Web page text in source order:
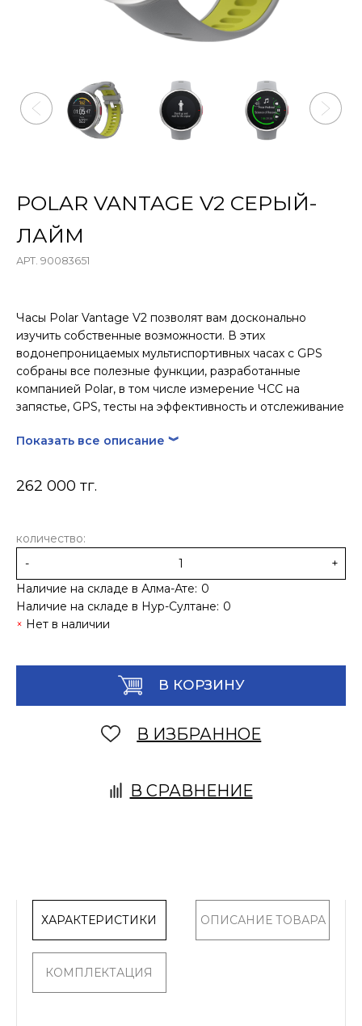
POLAR VANTAGE V2 СЕРЫЙ-
ЛАЙМ
АРТ. 90083651
Часы Polar Vantage V2 позволят вам досконально
изучить собственные возможности. В этих
водонепроницаемых мультиспортивных часах с GPS
собраны все полезные функции, разработанные
компанией Polar, в том числе измерение ЧСС на
запястье, GPS, тесты на эффективность и отслеживание
Показать все описание ︾
262 000 тг.
количество:
-
+
Наличие на складе в Алма-Ате: 0
Наличие на складе в Нур-Султане: 0
Нет в наличии
В КОРЗИНУ
В ИЗБРАННОЕ
В СРАВНЕНИЕ
ХАРАКТЕРИСТИКИ ОПИСАНИЕ ТОВАРА
КОМПЛЕКТАЦИЯ